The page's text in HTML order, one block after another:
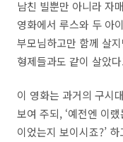
남친 빌뿐만 아니라 자
영화에서 루스와 두 아
부모님하고만 함께 살
형제들과도 같이 살았
이 영화는 과거의 구시
보여 주되, ‘예전엔 이
이었는지 보이시죠?’